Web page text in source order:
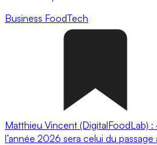
Business FoodTech
Matthieu Vincent (DigitalFoodLab)
l’année 2026 sera celui du passage